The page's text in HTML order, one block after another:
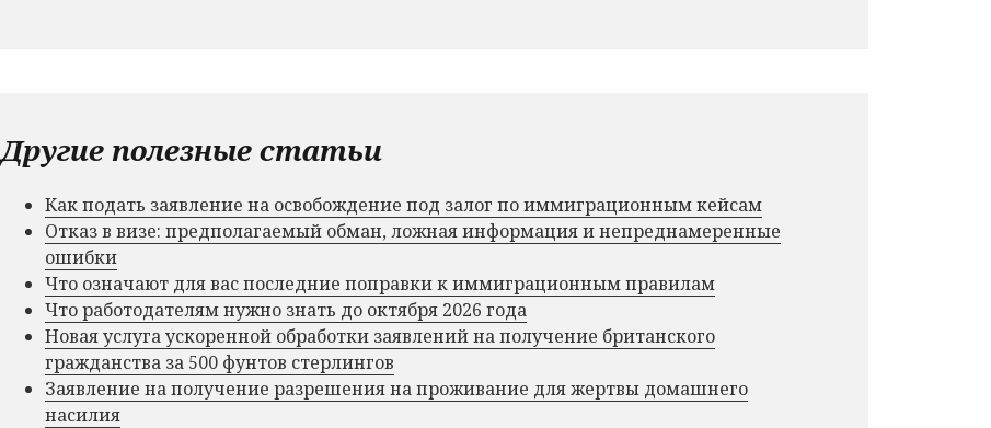
Другие полезные статьи
Как подать заявление на освобождение под залог по иммиграционным кейсам
Отказ в визе: предполагаемый обман, ложная информация и непреднамеренные
ошибки
Что означают для вас последние поправки к иммиграционным правилам
Что работодателям нужно знать до октября 2026 года
Новая услуга ускоренной обработки заявлений на получение британского
гражданства за 500 фунтов стерлингов
Заявление на получение разрешения на проживание для жертвы домашнего
насилия